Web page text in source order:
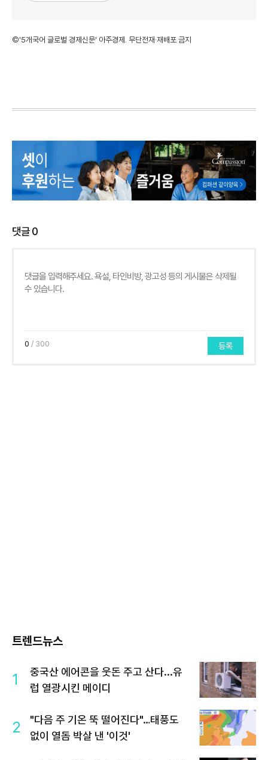
©'5개국어 글로벌 경제신문' 아주경제. 무단전재·재배포 금지
댓글0
0 / 300 등록
트렌드뉴스
1
중국산 에어콘을 웃돈 주고 산다...유
럽 열광시킨 메이디
2
"다음 주 기온 뚝 떨어진다"…태풍도
없이 열돔 박살 낸 '이것'